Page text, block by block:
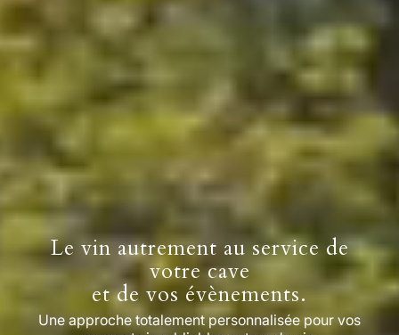
Le vin autrement au service de
votre cave
et de vos évènements.
Une approche totalement personnalisée pour vos